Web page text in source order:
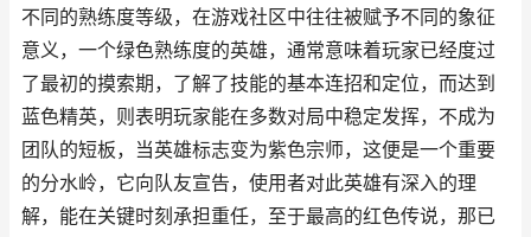
不同的熟练度等级，在游戏社区中往往被赋予不同的象征
意义，一个绿色熟练度的英雄，通常意味着玩家已经度过
了最初的摸索期，了解了技能的基本连招和定位，而达到
蓝色精英，则表明玩家能在多数对局中稳定发挥，不成为
团队的短板，当英雄标志变为紫色宗师，这便是一个重要
的分水岭，它向队友宣告，使用者对此英雄有深入的理
解，能在关键时刻承担重任，至于最高的红色传说，那已